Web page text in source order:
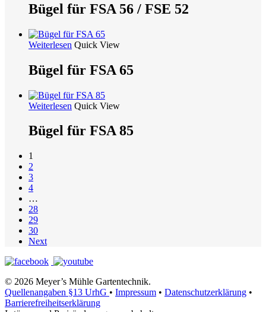
Bügel für FSA 56 / FSE 52
Weiterlesen Quick View
Bügel für FSA 65
Weiterlesen Quick View
Bügel für FSA 85
1
2
3
4
…
28
29
30
Next
© 2026 Meyer’s Mühle Gartentechnik.
Quellenangaben §13 UrhG • Impressum • Datenschutzerklärung •
Barrierefreiheitserklärung